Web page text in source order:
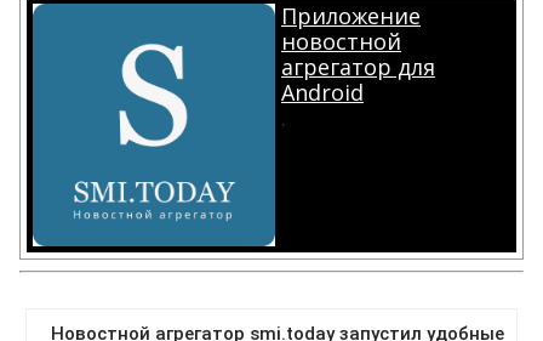
Приложение
новостной
агрегатор для
Android
.